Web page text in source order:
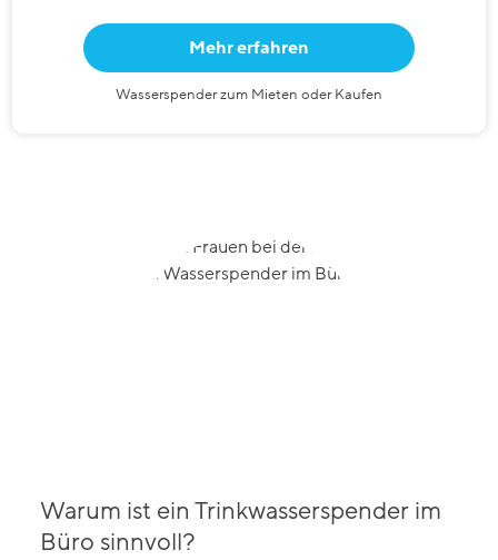
Mehr erfahren
Wasserspender zum Mieten oder Kaufen
Warum ist ein Trinkwasserspender im
Büro sinnvoll?